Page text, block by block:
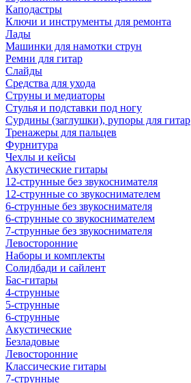
Каподастры
Ключи и инструменты для ремонта
Лады
Машинки для намотки струн
Ремни для гитар
Слайды
Средства для ухода
Струны и медиаторы
Стулья и подставки под ногу
Сурдины (заглушки), рупоры для гитар
Тренажеры для пальцев
Фурнитура
Чехлы и кейсы
Акустические гитары
12-струнные без звукоснимателя
12-струнные со звукоснимателем
6-струнные без звукоснимателя
6-струнные со звукоснимателем
7-струнные без звукоснимателя
Левосторонние
Наборы и комплекты
Солидбади и сайлент
Бас-гитары
4-струнные
5-струнные
6-струнные
Акустические
Безладовые
Левосторонние
Классические гитары
7-струнные